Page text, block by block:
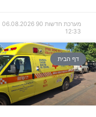
מערכת חדשות 90
06.08.2026
12:33
דף הבית